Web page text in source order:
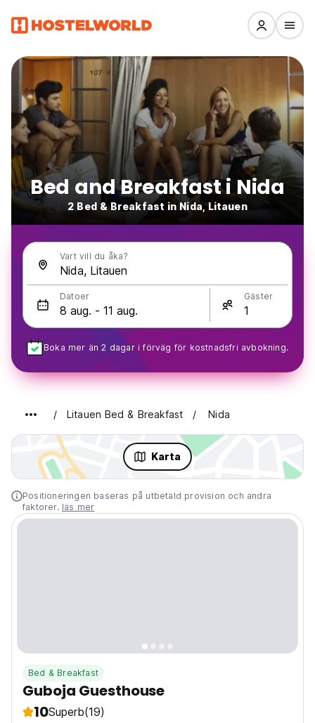
Bed and Breakfast i Nida
2 Bed & Breakfast in Nida, Litauen
Vart vill du åka?
Datoer Gäster
Boka mer än 2 dagar i förväg för kostnadsfri avbokning.
Litauen Bed & Breakfast Nida
Karta
Positioneringen baseras på utbetald provision och andra
faktorer. läs mer
Bed & Breakfast
Guboja Guesthouse
10Superb(19)